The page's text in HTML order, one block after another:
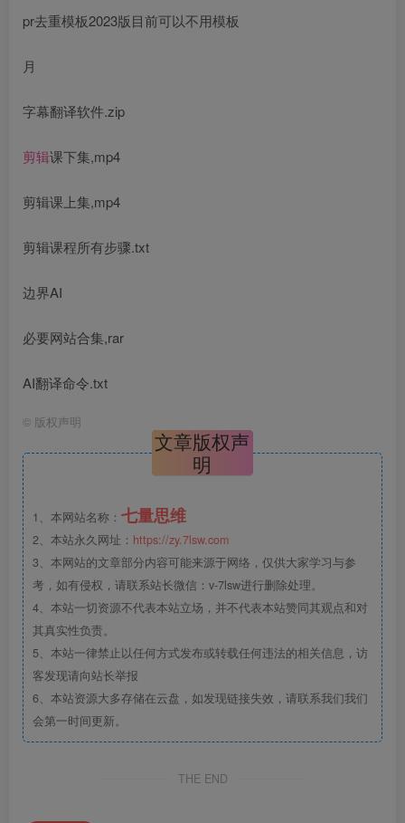
pr去重模板2023版目前可以不用模板
月
字幕翻译软件.zip
剪辑课下集,mp4
剪辑课上集,mp4
剪辑课程所有步骤.txt
边界AI
必要网站合集,rar
AI翻译命令.txt
© 版权声明
文章版权声
明
1、本网站名称： 七量思维
2、本站永久网址： https://zy.7lsw.com
3、本网站的文章部分内容可能来源于网络，仅供大家学习与参
考，如有侵权，请联系站长微信：v-7lsw进行删除处理。
4、本站一切资源不代表本站立场，并不代表本站赞同其观点和对
其真实性负责。
5、本站一律禁止以任何方式发布或转载任何违法的相关信息，访
客发现请向站长举报
6、本站资源大多存储在云盘，如发现链接失效，请联系我们我们
会第一时间更新。
THE END